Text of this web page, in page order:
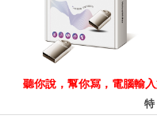
聽你說，幫你寫，電腦輸
特